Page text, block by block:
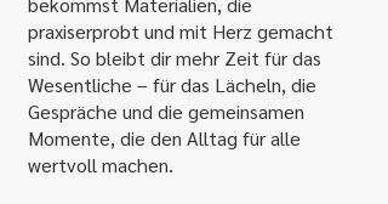
praxiserprobt und mit Herz gemacht
sind. So bleibt dir mehr Zeit für das
Wesentliche – für das Lächeln, die
Gespräche und die gemeinsamen
Momente, die den Alltag für alle
wertvoll machen.